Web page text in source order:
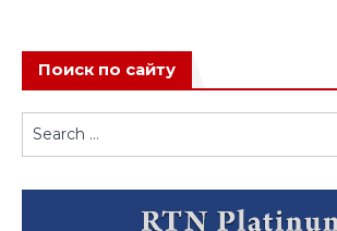
Поиск по сайту
for: